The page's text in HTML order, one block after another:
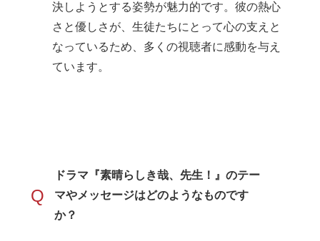
決しようとする姿勢が魅力的です。彼の熱心
さと優しさが、生徒たちにとって心の支えと
なっているため、多くの視聴者に感動を与え
ています。
Q
ドラマ『素晴らしき哉、先生！』のテー
マやメッセージはどのようなものです
か？